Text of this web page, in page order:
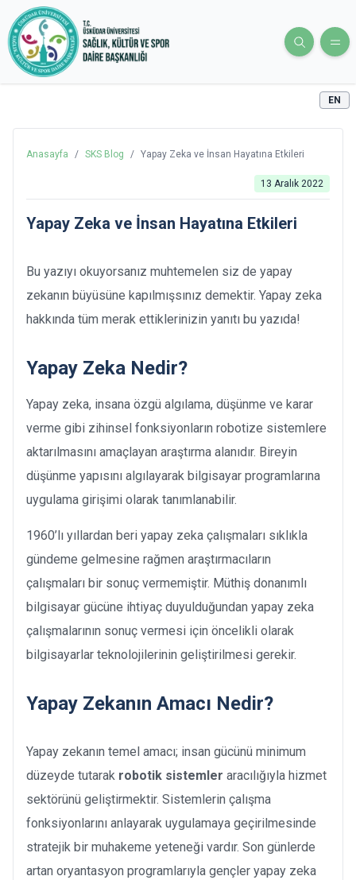
EN
Anasayfa / SKS Blog / Yapay Zeka ve İnsan Hayatına Etkileri
13 Aralık 2022
Yapay Zeka ve İnsan Hayatına Etkileri
Bu yazıyı okuyorsanız muhtemelen siz de yapay
zekanın büyüsüne kapılmışsınız demektir. Yapay zeka
hakkında tüm merak ettiklerinizin yanıtı bu yazıda!
Yapay Zeka Nedir?
Yapay zeka, insana özgü algılama, düşünme ve karar
verme gibi zihinsel fonksiyonların robotize sistemlere
aktarılmasını amaçlayan araştırma alanıdır. Bireyin
düşünme yapısını algılayarak bilgisayar programlarına
uygulama girişimi olarak tanımlanabilir.
1960’lı yıllardan beri yapay zeka çalışmaları sıklıkla
gündeme gelmesine rağmen araştırmacıların
çalışmaları bir sonuç vermemiştir. Müthiş donanımlı
bilgisayar gücüne ihtiyaç duyulduğundan yapay zeka
çalışmalarının sonuç vermesi için öncelikli olarak
bilgisayarlar teknolojilerinin geliştirilmesi gerekir.
Yapay Zekanın Amacı Nedir?
Yapay zekanın temel amacı; insan gücünü minimum
düzeyde tutarak robotik sistemler aracılığıyla hizmet
sektörünü geliştirmektir. Sistemlerin çalışma
fonksiyonlarını anlayarak uygulamaya geçirilmesinde
stratejik bir muhakeme yeteneği vardır. Son günlerde
artan oryantasyon programlarıyla gençler yapay zeka